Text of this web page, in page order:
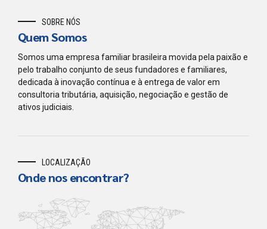
SOBRE NÓS
Quem Somos
Somos uma empresa familiar brasileira movida pela paixão e
pelo trabalho conjunto de seus fundadores e familiares,
dedicada à inovação contínua e à entrega de valor em
consultoria tributária, aquisição, negociação e gestão de
ativos judiciais.
LOCALIZAÇÃO
Onde nos encontrar?